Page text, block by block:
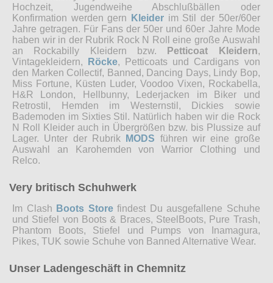
Hochzeit, Jugendweihe Abschlußbällen oder
Konfirmation werden gern
Kleiderim Stil der 50er/60er
Jahre getragen. Für Fans der 50er und 60er Jahre Mode
haben wir in der Rubrik Rock N Roll eine große Auswahl
an Rockabilly Kleidern bzw.
Petticoat Kleidern,
Vintagekleidern,
Röcke, Petticoats und Cardigans von
den Marken Collectif, Banned, Dancing Days, Lindy Bop,
Miss Fortune, Küsten Luder, Voodoo Vixen, Rockabella,
H&R London, Hellbunny, Lederjacken im Biker und
Retrostil, Hemden im Westernstil, Dickies sowie
Bademoden im Sixties Stil. Natürlich haben wir die Rock
N Roll Kleider auch in Übergrößen bzw. bis Plussize auf
Lager. Unter der Rubrik
MODS führen wir eine große
Auswahl an Karohemden von Warrior Clothing und
Relco.
Very britisch Schuhwerk
Im Clash Boots Storefindest Du ausgefallene Schuhe
und Stiefel von Boots & Braces, SteelBoots, Pure Trash,
Phantom Boots, Stiefel und Pumps von Inamagura,
Pikes, TUK sowie Schuhe von Banned Alternative Wear.
Unser Ladengeschäft in Chemnitz